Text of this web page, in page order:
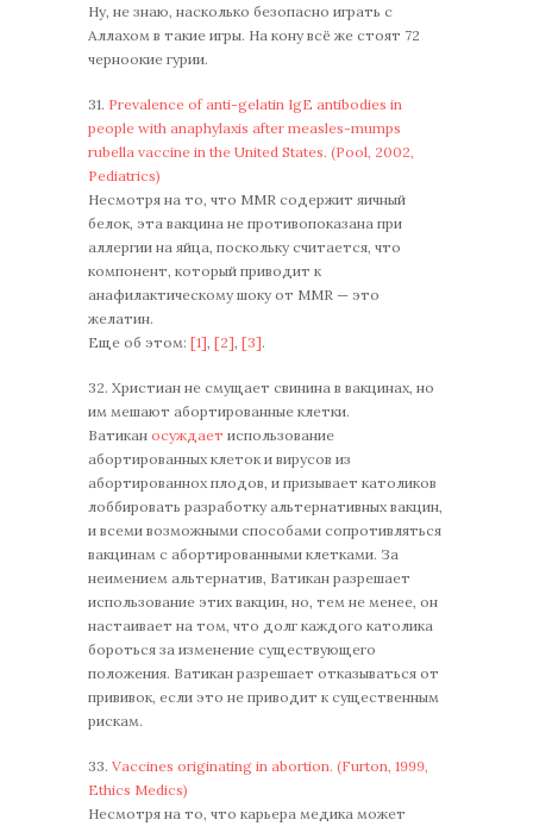
Ну, не знаю, насколько безопасно играть с
Аллахом в такие игры. На кону всё же стоят 72
черноокие гурии.
31. Prevalence of anti-gelatin IgE antibodies in
people with anaphylaxis after measles-mumps
rubella vaccine in the United States. (Pool, 2002,
Pediatrics)
Несмотря на то, что MMR содержит яичный
белок, эта вакцина не противопоказана при
аллергии на яйца, поскольку считается, что
компонент, который приводит к
анафилактическому шоку от MMR — это
желатин.
Еще об этом: [1] [2] [3].
32. Христиан не смущает свинина в вакцинах, но
им мешают абортированные клетки.
Ватикан осуждает использование
абортированных клеток и вирусов из
абортированнох плодов, и призывает католиков
лоббировать разработку альтернативных вакцин,
и всеми возможными способами сопротивляться
вакцинам с абортированными клетками. За
неимением альтернатив, Ватикан разрешает
использование этих вакцин, но, тем не менее, он
настаивает на том, что долг каждого католика
бороться за изменение существующего
положения. Ватикан разрешает отказываться от
прививок, если это не приводит к существенным
рискам.
33. Vaccines originating in abortion. (Furton, 1999,
Ethics Medics)
Несмотря на то, что карьера медика может